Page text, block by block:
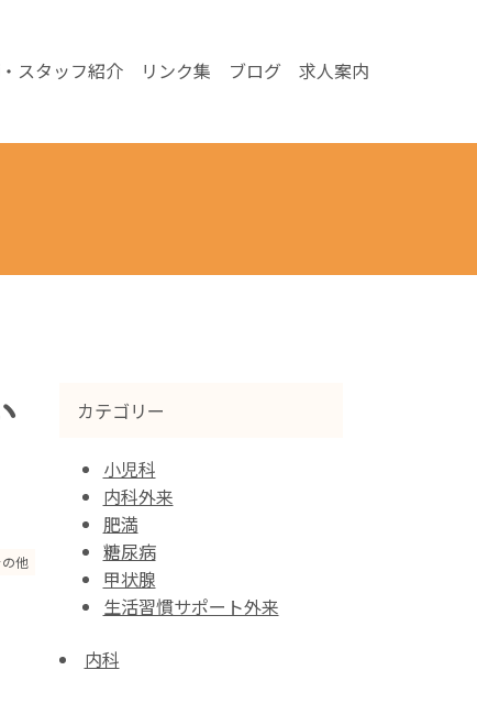
スタッフ紹介 リンク集 ブログ 求人案内
他
カテゴリー
小児科
内科外来
肥満
糖尿病
甲状腺
生活習慣サポート外来
内科